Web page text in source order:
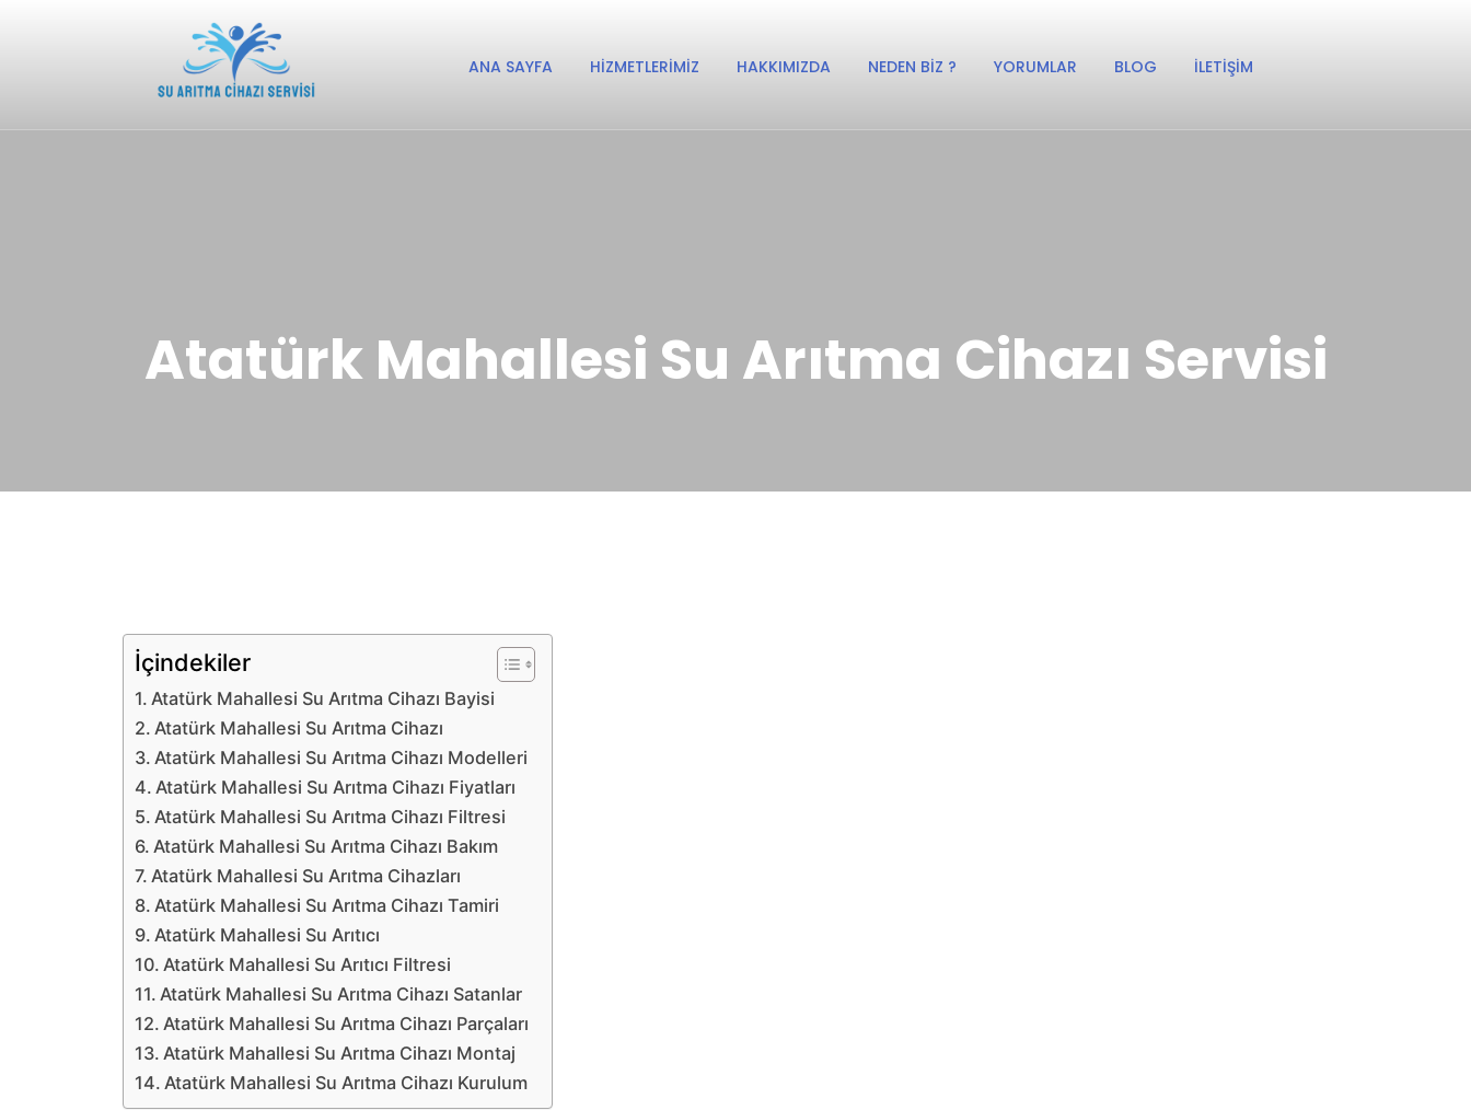
ANA SAYFA HIZMETLERIMIZ HAKKIMIZDA NEDEN BIZ ? YORUMLAR BLOG İLETIŞIM
Atatürk Mahallesi Su Arıtma Cihazı Servisi
İçindekiler
Atatürk Mahallesi Su Arıtma Cihazı Bayisi
Atatürk Mahallesi Su Arıtma Cihazı
Atatürk Mahallesi Su Arıtma Cihazı Modelleri
Atatürk Mahallesi Su Arıtma Cihazı Fiyatları
Atatürk Mahallesi Su Arıtma Cihazı Filtresi
Atatürk Mahallesi Su Arıtma Cihazı Bakım
Atatürk Mahallesi Su Arıtma Cihazları
Atatürk Mahallesi Su Arıtma Cihazı Tamiri
Atatürk Mahallesi Su Arıtıcı
Atatürk Mahallesi Su Arıtıcı Filtresi
Atatürk Mahallesi Su Arıtma Cihazı Satanlar
Atatürk Mahallesi Su Arıtma Cihazı Parçaları
Atatürk Mahallesi Su Arıtma Cihazı Montaj
Atatürk Mahallesi Su Arıtma Cihazı Kurulum